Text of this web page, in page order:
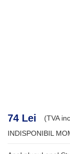
74 Lei (TVA
INDISPONIBIL